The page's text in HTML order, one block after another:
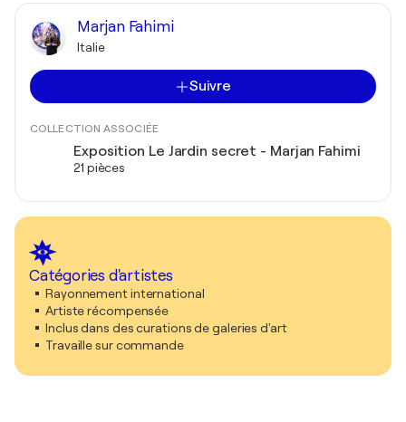
Marjan Fahimi
Italie
Suivre
COLLECTION ASSOCIÉE
Exposition Le Jardin secret - Marjan Fahimi
21 pièces
Catégories d'artistes
Rayonnement international
Artiste récompensée
Inclus dans des curations de galeries d'art
Travaille sur commande